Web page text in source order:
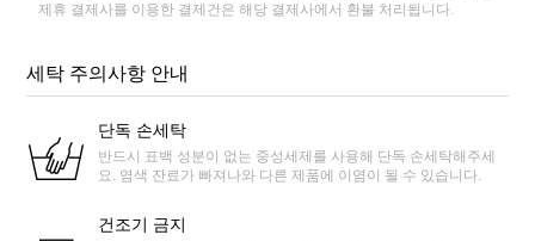
제휴 결제사를 이용한 결제건은 해당 결제사에서 환불 처리됩니다.
세탁 주의사항 안내
단독 손세탁
반드시 표백 성분이 없는 중성세제를 사용해 단독 손세탁해주세
요. 염색 잔료가 빠져나와 다른 제품에 이염이 될 수 있습니다.
건조기 금지